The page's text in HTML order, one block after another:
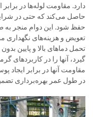
دارد. مقاومت لوله‌ها در
حاصل می‌کند که حتی در
حفظ شود. این دوام منجر به
تعویض و هزینه‌های نگهداری
تحمل دماهای بالا و پایین
گیرد، آنها را در کاربردهای
مقاومت آنها در برابر ایجاد
در طول عمر بهره‌برداری